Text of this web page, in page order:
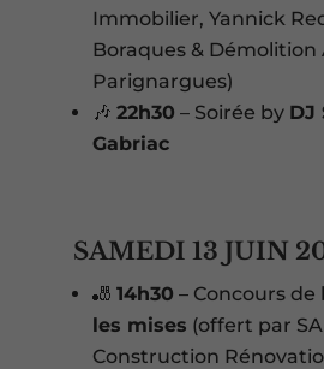
Immobilier, Yannick
Boraques & Démolition
Parignargues)
🎶 22h30 – Soirée by DJ
Gabriac
SAMEDI 13 JUIN
🎳 14h30 – Concours de
les mises (offert par
Construction